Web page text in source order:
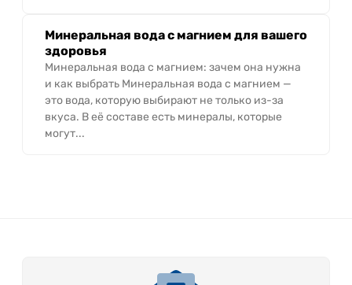
Минеральная вода с магнием для вашего
здоровья
Минеральная вода с магнием: зачем она нужна
и как выбрать Минеральная вода с магнием —
это вода, которую выбирают не только из-за
вкуса. В её составе есть минералы, которые
могут...